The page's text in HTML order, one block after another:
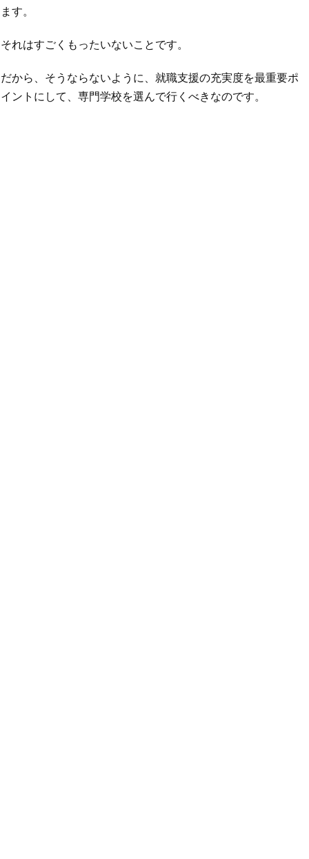
ます。
それはすごくもったいないことです。
だから、そうならないように、就職支援の充実度を最重要ポ
イントにして、専門学校を選んで行くべきなのです。